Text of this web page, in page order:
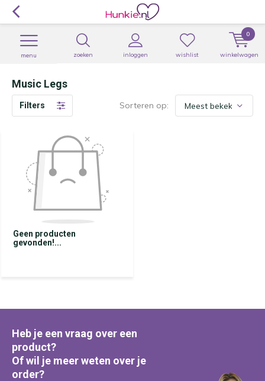
zoeken inloggen
menu wishlist winkelwagen
0
Music Legs
Filters Sorteren op:
Geen producten
gevonden!...
Heb je een vraag over een
product?
Of wil je meer weten over je
order?